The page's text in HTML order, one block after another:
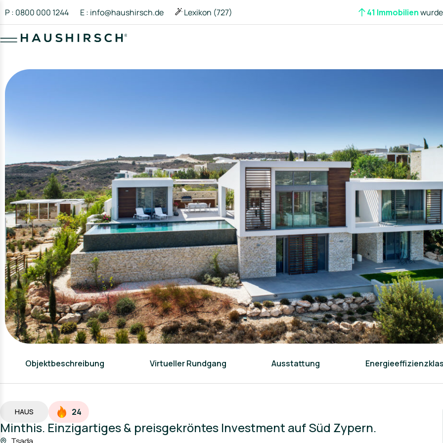
P : 0800 000 1244 E : info@haushirsch.de Lexikon (727) 41 Immobilien
Objektbeschreibung Virtueller Rundgang Ausstattung
HAUS 24
Minthis. Einzigartiges & preisgekröntes Investment auf Süd Zypern.